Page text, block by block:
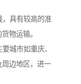
，具有较高的准
物运输。
城市如重庆、
边地区，进一